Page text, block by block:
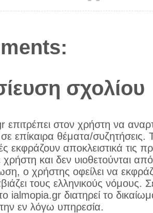
σχολίου
στον χρήστη να
επίκαιρα θέματα/συζητήσεις.
εκφράζουν αποκλειστικά τις
χρήστη και δεν υιοθετούνται
ο χρήστης οφείλει να
τους ελληνικούς νόμους.
ialmopia.gr διατηρεί το
εν λόγω υπηρεσία.